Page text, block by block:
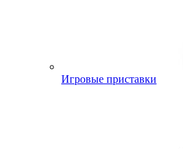
Игровые приставки